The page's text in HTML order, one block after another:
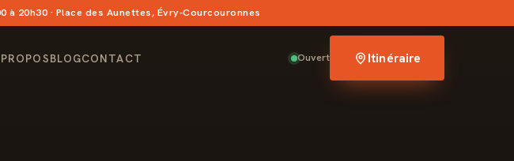
20h30 · Place des Aunettes, Évry-Courcouronnes
BLOGCONTACT Ouvert Itinéraire